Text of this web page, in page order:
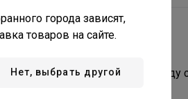
вода), соединенных между
города зависят,
товаров на сайте.
Нет, выбрать другой